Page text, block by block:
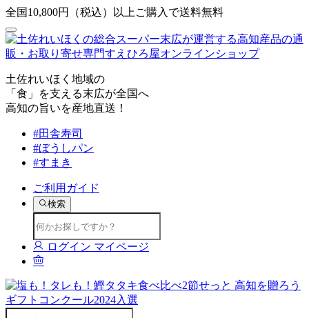
全国10,800円（税込）以上ご購入で送料無料
土佐れいほく地域の
「食」を支える末広が全国へ
高知の旨いを産地直送！
#田舎寿司
#ぼうしパン
#すまき
ご利用ガイド
検索
ログイン マイページ